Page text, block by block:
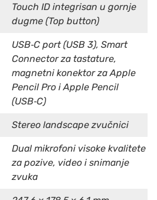
Touch ID integrisan u gornje
dugme (Top button)
USB‑C port (USB 3), Smart
Connector za tastature,
magnetni konektor za Apple
Pencil Pro i Apple Pencil
(USB‑C)
Stereo landscape zvučnici
Dual mikrofoni visoke kvalitete
za pozive, video i snimanje
zvuka